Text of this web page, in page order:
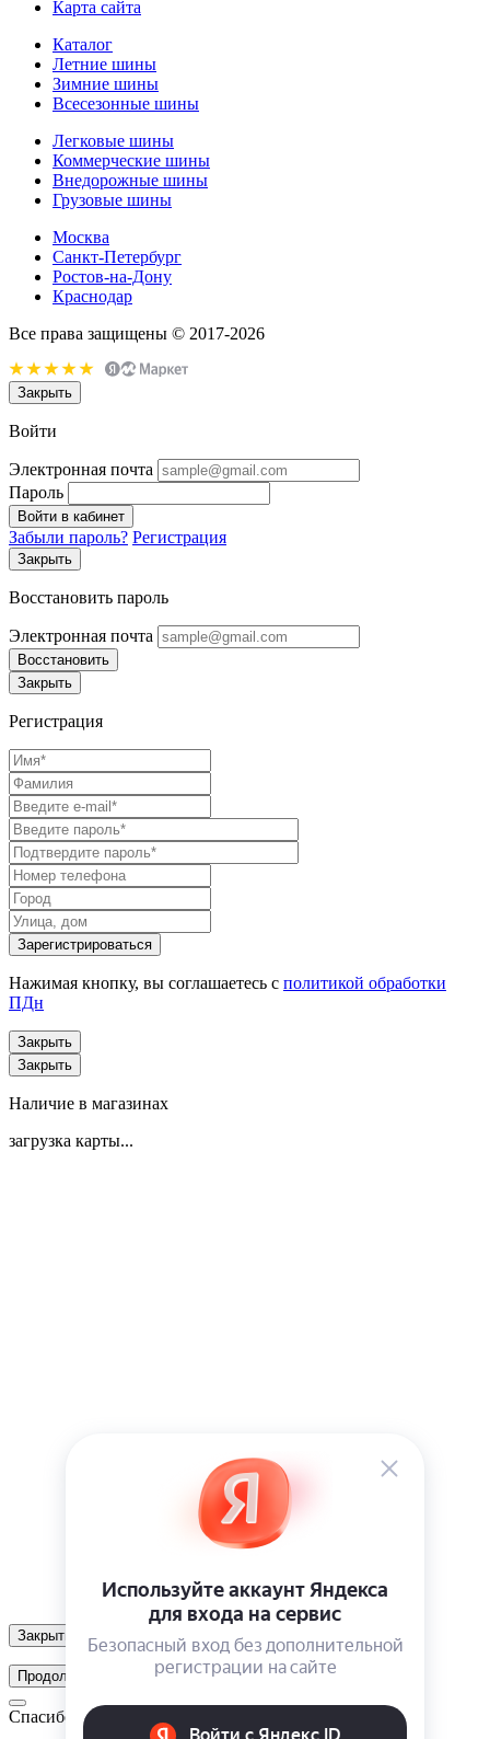
Карта сайта
Каталог
Летние шины
Зимние шины
Всесезонные шины
Легковые шины
Коммерческие шины
Внедорожные шины
Грузовые шины
Москва
Санкт-Петербург
Ростов-на-Дону
Краснодар
Все права защищены © 2017-2026
Закрыть
Войти
Электронная почта
Пароль
Войти в кабинет
Забыли пароль? Регистрация
Закрыть
Восстановить пароль
Электронная почта
Восстановить
Закрыть
Регистрация
Нажимая кнопку, вы соглашаетесь с политикой обработки
ПДн
Закрыть
Закрыть
Наличие в магазинах
загрузка карты...
Закрыть
Продолжить
Спасибо!